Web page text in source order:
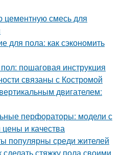
цементную смесь для
для пола: как сэкономить
пошаговая инструкция
связаны с Костромой
двигателем:
перфораторы: модели с
и качества
популярны среди жителей